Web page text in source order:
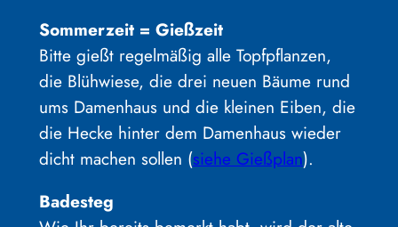
Sommerzeit = Gießzeit
Bitte gießt regelmäßig alle Topfpflanzen,
die Blühwiese, die drei neuen Bäume rund
ums Damenhaus und die kleinen Eiben, die
die Hecke hinter dem Damenhaus wieder
dicht machen sollen (siehe Gießplan).
Badesteg